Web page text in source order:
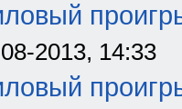
2013, 14:33